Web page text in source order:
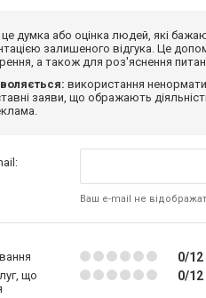
це думка або оцінка людей, які
залишеного відгука. Це
а також для роз'яснення
використання
заяви, що ображають
Ваш e-mail не
0/12
що
0/12